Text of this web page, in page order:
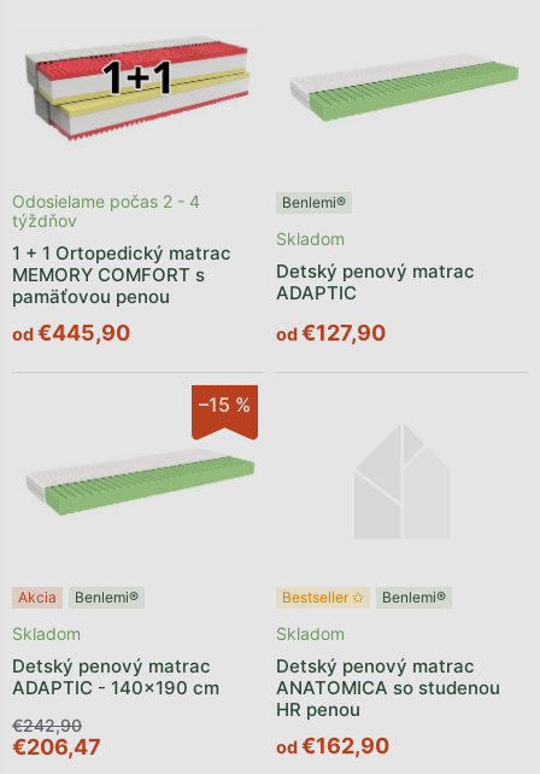
1 + 1 Ortopedický matrac
MEMORY COMFORT s
pamäťovou penou
Odosielame počas 2 - 4
týždňov
od€445,90
Benlemi®
Detský penový matrac
ADAPTIC
Skladom
od€127,90
–15 %
Akcia Benlemi®
Detský penový matrac
ADAPTIC - 140x190 cm
Skladom
€242,90
€206,47
Bestseller ✩ Benlemi®
Detský penový matrac
ANATOMICA so studenou
HR penou
Skladom
od€162,90